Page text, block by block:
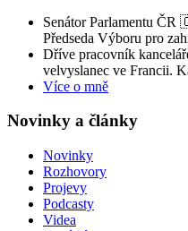
Senátor Parlamentu
Předseda Výboru pro
Dříve pracovník
velvyslanec ve Francii.
Více o mně
Novinky a články
Novinky
Rozhovory
Projevy
Podcasty
Videa